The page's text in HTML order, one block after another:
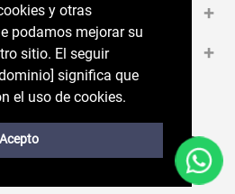
y otras
podamos mejorar su
sitio. El seguir
significa que estás
de cookies.
Acepto
y otras
podamos mejorar su
sitio. El seguir
significa que
el uso de cookies.
Acepto
+
+